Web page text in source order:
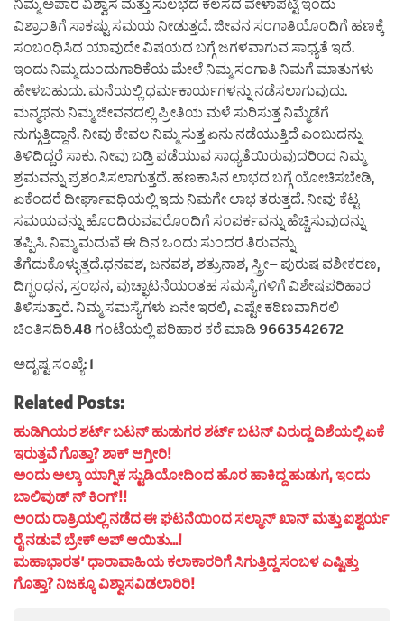
ನಿಮ್ಮ ಅಪಾರ ವಿಶ್ವಾಸ ಮತ್ತು ಸುಲಭದ ಕೆಲಸದ ವೇಳಾಪಟ್ಟಿ ಇಂದು
ವಿಶ್ರಾಂತಿಗೆ ಸಾಕಷ್ಟು ಸಮಯ ನೀಡುತ್ತದೆ. ಜೀವನ ಸಂಗಾತಿಯೊಂದಿಗೆ ಹಣಕ್ಕೆ
ಸಂಬಂಧಿಸಿದ ಯಾವುದೇ ವಿಷಯದ ಬಗ್ಗೆ ಜಗಳವಾಗುವ ಸಾಧ್ಯತೆ ಇದೆ.
ಇಂದು ನಿಮ್ಮ ದುಂದುಗಾರಿಕೆಯ ಮೇಲೆ ನಿಮ್ಮ ಸಂಗಾತಿ ನಿಮಗೆ ಮಾತುಗಳು
ಹೇಳಬಹುದು. ಮನೆಯಲ್ಲಿ ಧರ್ಮಕಾರ್ಯಗಳನ್ನು ನಡೆಸಲಾಗುವುದು.
ಮನ್ಮಥನು ನಿಮ್ಮ ಜೀವನದಲ್ಲಿ ಪ್ರೀತಿಯ ಮಳೆ ಸುರಿಸುತ್ತ ನಿಮ್ಮೆಡೆಗೆ
ನುಗ್ಗುತ್ತಿದ್ದಾನೆ. ನೀವು ಕೇವಲ ನಿಮ್ಮ ಸುತ್ತ ಏನು ನಡೆಯುತ್ತಿದೆ ಎಂಬುದನ್ನು
ತಿಳಿದಿದ್ದರೆ ಸಾಕು. ನೀವು ಬಡ್ತಿ ಪಡೆಯುವ ಸಾಧ್ಯತೆಯಿರುವುದರಿಂದ ನಿಮ್ಮ
ಶ್ರಮವನ್ನು ಪ್ರಶಂಸಿಸಲಾಗುತ್ತದೆ. ಹಣಕಾಸಿನ ಲಾಭದ ಬಗ್ಗೆ ಯೋಚಿಸಬೇಡಿ,
ಏಕೆಂದರೆ ದೀರ್ಘಾವಧಿಯಲ್ಲಿ ಇದು ನಿಮಗೇ ಲಾಭ ತರುತ್ತದೆ. ನೀವು ಕೆಟ್ಟ
ಸಮಯವನ್ನು ಹೊಂದಿರುವವರೊಂದಿಗೆ ಸಂಪರ್ಕವನ್ನು ಹೆಚ್ಚಿಸುವುದನ್ನು
ತಪ್ಪಿಸಿ. ನಿಮ್ಮ ಮದುವೆ ಈ ದಿನ ಒಂದು ಸುಂದರ ತಿರುವನ್ನು
ತೆಗೆದುಕೊಳ್ಳುತ್ತದೆ.ಧನವಶ, ಜನವಶ, ಶತ್ರುನಾಶ, ಸ್ತ್ರೀ– ಪುರುಷ ವಶೀಕರಣ,
ದಿಗ್ಭಂಧನ, ಸ್ತಂಭನ, ವುಚ್ಛಾಟನೆಯಂತಹ ಸಮಸ್ಯೆಗಳಿಗೆ ವಿಶೇಷಪರಿಹಾರ
ತಿಳಿಸುತ್ತಾರೆ. ನಿಮ್ಮ ಸಮಸ್ಯೆಗಳು ಏನೇ ಇರಲಿ, ಎಷ್ಟೇ ಕಠಿಣವಾಗಿರಲಿ
ಚಿಂತಿಸದಿರಿ.48 ಗಂಟೆಯಲ್ಲಿ ಪರಿಹಾರ ಕರೆ ಮಾಡಿ 9663542672
ಅದೃಷ್ಟ ಸಂಖ್ಯೆ: 1
Related Posts:
ಹುಡಿಗಿಯರ ಶರ್ಟ್ ಬಟನ್ ಹುಡುಗರ ಶರ್ಟ್ ಬಟನ್ ವಿರುದ್ದ ದಿಶೆಯಲ್ಲಿ ಏಕೆ
ಇರುತ್ತವೆ ಗೊತ್ತಾ? ಶಾಕ್ ಆಗ್ತೀರಿ!
ಅಂದು ಅಲ್ಕಾ ಯಾಗ್ನಿಕ ಸ್ಟುಡಿಯೋದಿಂದ ಹೊರ ಹಾಕಿದ್ದ ಹುಡುಗ, ಇಂದು
ಬಾಲಿವುಡ್ ನ್ ಕಿಂಗ್!!
ಅಂದು ರಾತ್ರಿಯಲ್ಲಿ ನಡೆದ ಈ ಘಟನೆಯಿಂದ ಸಲ್ಮಾನ್ ಖಾನ್ ಮತ್ತು ಐಶ್ವರ್ಯ
ರೈ ನಡುವೆ ಬ್ರೇಕ್ ಅಪ್ ಆಯಿತು…!
ಮಹಾಭಾರತ’ ಧಾರಾವಾಹಿಯ ಕಲಾಕಾರರಿಗೆ ಸಿಗುತ್ತಿದ್ದ ಸಂಬಳ ಎಷ್ಟಿತ್ತು
ಗೊತ್ತಾ? ನಿಜಕ್ಕೂ ವಿಶ್ವಾಸವಿಡಲಾರಿರಿ!